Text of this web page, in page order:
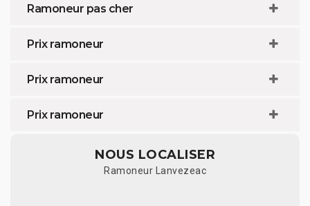
Ramoneur pas cher
Prix ramoneur
Prix ramoneur
Prix ramoneur
NOUS LOCALISER
Ramoneur Lanvezeac